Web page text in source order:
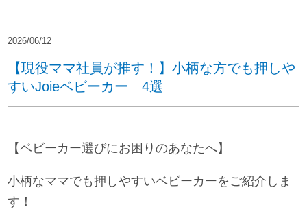
2026/06/12
【現役ママ社員が推す！】小柄な方でも押しや
すいJoieベビーカー 4選
【ベビーカー選びにお困りのあなたへ】
小柄なママでも押しやすいベビーカーをご紹介しま
す！